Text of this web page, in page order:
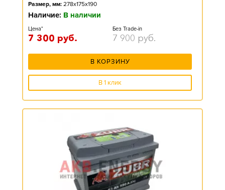
Размер, мм: 278x175x190
Наличие: В наличии
Цена*
7 300 руб.
Без Trade-in
7 900 руб.
В КОРЗИНУ
В 1 клик